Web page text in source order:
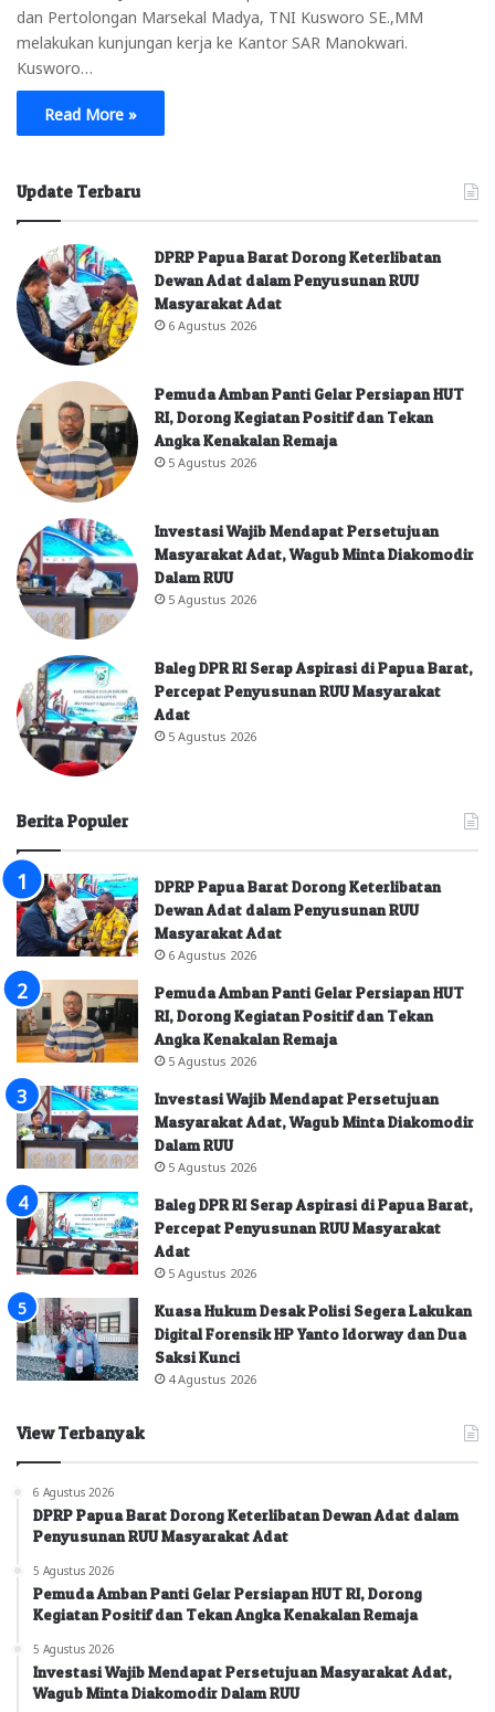
dan Pertolongan Marsekal Madya, TNI Kusworo SE.,MM
melakukan kunjungan kerja ke Kantor SAR Manokwari.
Kusworo…
Read More »
Update Terbaru
DPRP Papua Barat Dorong Keterlibatan
Dewan Adat dalam Penyusunan RUU
Masyarakat Adat
6 Agustus 2026
Pemuda Amban Panti Gelar Persiapan HUT
RI, Dorong Kegiatan Positif dan Tekan
Angka Kenakalan Remaja
5 Agustus 2026
Investasi Wajib Mendapat Persetujuan
Masyarakat Adat, Wagub Minta Diakomodir
Dalam RUU
5 Agustus 2026
Baleg DPR RI Serap Aspirasi di Papua Barat,
Percepat Penyusunan RUU Masyarakat
Adat
5 Agustus 2026
Berita Populer
DPRP Papua Barat Dorong Keterlibatan
Dewan Adat dalam Penyusunan RUU
Masyarakat Adat
6 Agustus 2026
Pemuda Amban Panti Gelar Persiapan HUT
RI, Dorong Kegiatan Positif dan Tekan
Angka Kenakalan Remaja
5 Agustus 2026
Investasi Wajib Mendapat Persetujuan
Masyarakat Adat, Wagub Minta Diakomodir
Dalam RUU
5 Agustus 2026
Baleg DPR RI Serap Aspirasi di Papua Barat,
Percepat Penyusunan RUU Masyarakat
Adat
5 Agustus 2026
Kuasa Hukum Desak Polisi Segera Lakukan
Digital Forensik HP Yanto Idorway dan Dua
Saksi Kunci
4 Agustus 2026
View Terbanyak
6 Agustus 2026
DPRP Papua Barat Dorong Keterlibatan Dewan Adat dalam
Penyusunan RUU Masyarakat Adat
5 Agustus 2026
Pemuda Amban Panti Gelar Persiapan HUT RI, Dorong
Kegiatan Positif dan Tekan Angka Kenakalan Remaja
5 Agustus 2026
Investasi Wajib Mendapat Persetujuan Masyarakat Adat,
Wagub Minta Diakomodir Dalam RUU